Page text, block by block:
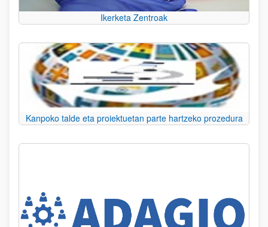
Ikerketa Zentroak
Kanpoko talde eta proiektuetan parte hartzeko prozedura